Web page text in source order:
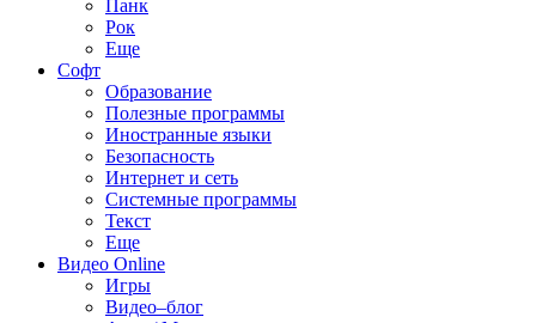
Панк
Рок
Еще
Софт
Образование
Полезные программы
Иностранные языки
Безопасность
Интернет и сеть
Системные программы
Текст
Еще
Видео Online
Игры
Видео–блог